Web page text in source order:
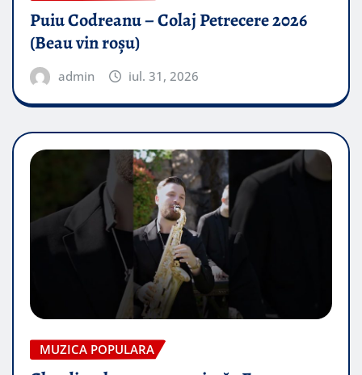
Puiu Codreanu – Colaj Petrecere 2026
(Beau vin roșu)
admin iul. 31, 2026
MUZICA POPULARA